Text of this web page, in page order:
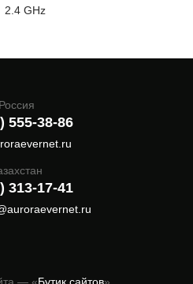
2.4 GHz
Россия
555-38-86
313-17-41